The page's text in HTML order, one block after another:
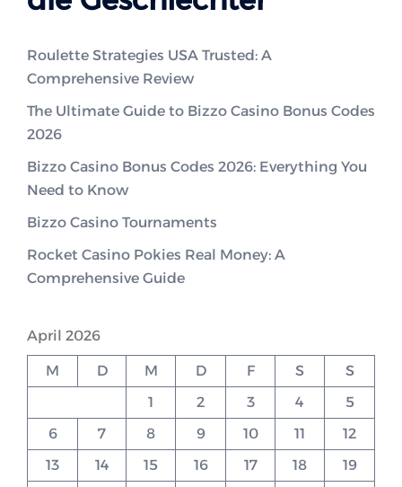
Roulette Strategies USA Trusted: A
Comprehensive Review
The Ultimate Guide to Bizzo Casino Bonus Codes
2026
Bizzo Casino Bonus Codes 2026: Everything You
Need to Know
Bizzo Casino Tournaments
Rocket Casino Pokies Real Money: A
Comprehensive Guide
April 2026
M D M D F S
S
1
2 3 4
5
6
7 8 9 10 11
12
13
14 15 16 17 18 19